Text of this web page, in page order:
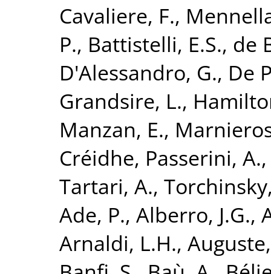
Cavaliere, F.,
P., Battistelli, E.S., de
D'Alessandro, G., De
Grandsire, L.,
Manzan, E.,
Créidhe, Passerini, A.
Tartari, A.,
Ade, P., Alberro, J.G.,
Arnaldi, L.H.,